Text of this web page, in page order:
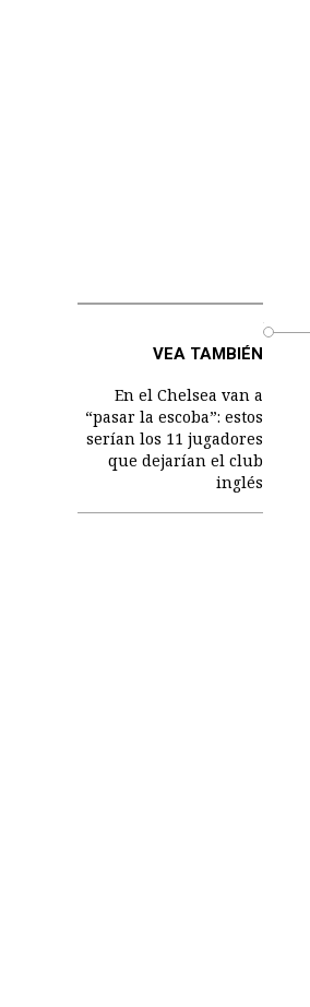
VEA TAMBIÉN
En el Chelsea van a
“pasar la escoba”: estos
serían los 11 jugadores
que dejarían el club
inglés